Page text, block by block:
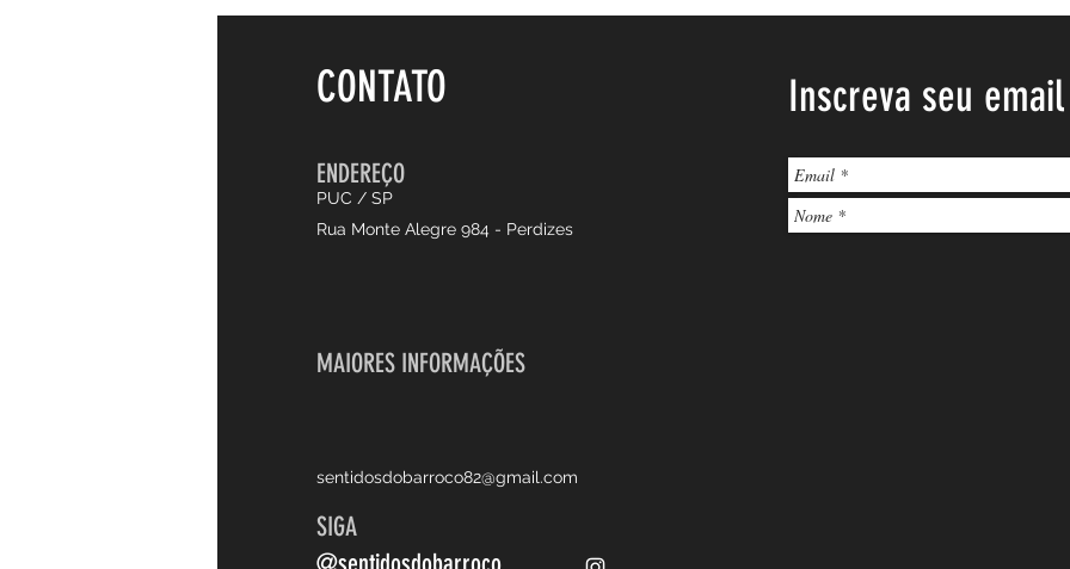
CONTATO Inscreva seu email
ENDEREÇO
PUC / SP
Rua Monte Alegre 984 - Perdizes
MAIORES INFORMAÇÕES
sentidosdobarroco82@gmail.com
SIGA